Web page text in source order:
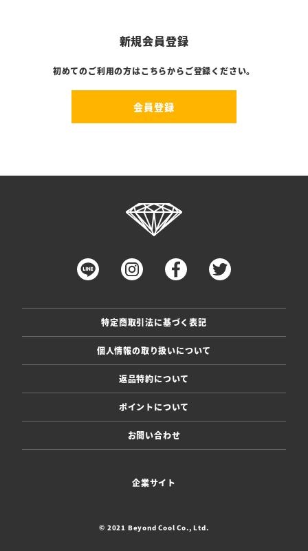
新規会員登録
初めてのご利用の方はこちらからご登録ください。
会員登録
特定商取引法に基づく表記
個人情報の取り扱いについて
返品特約について
ポイントについて
お問い合わせ
企業サイト
© 2021 Beyond Cool Co., Ltd.